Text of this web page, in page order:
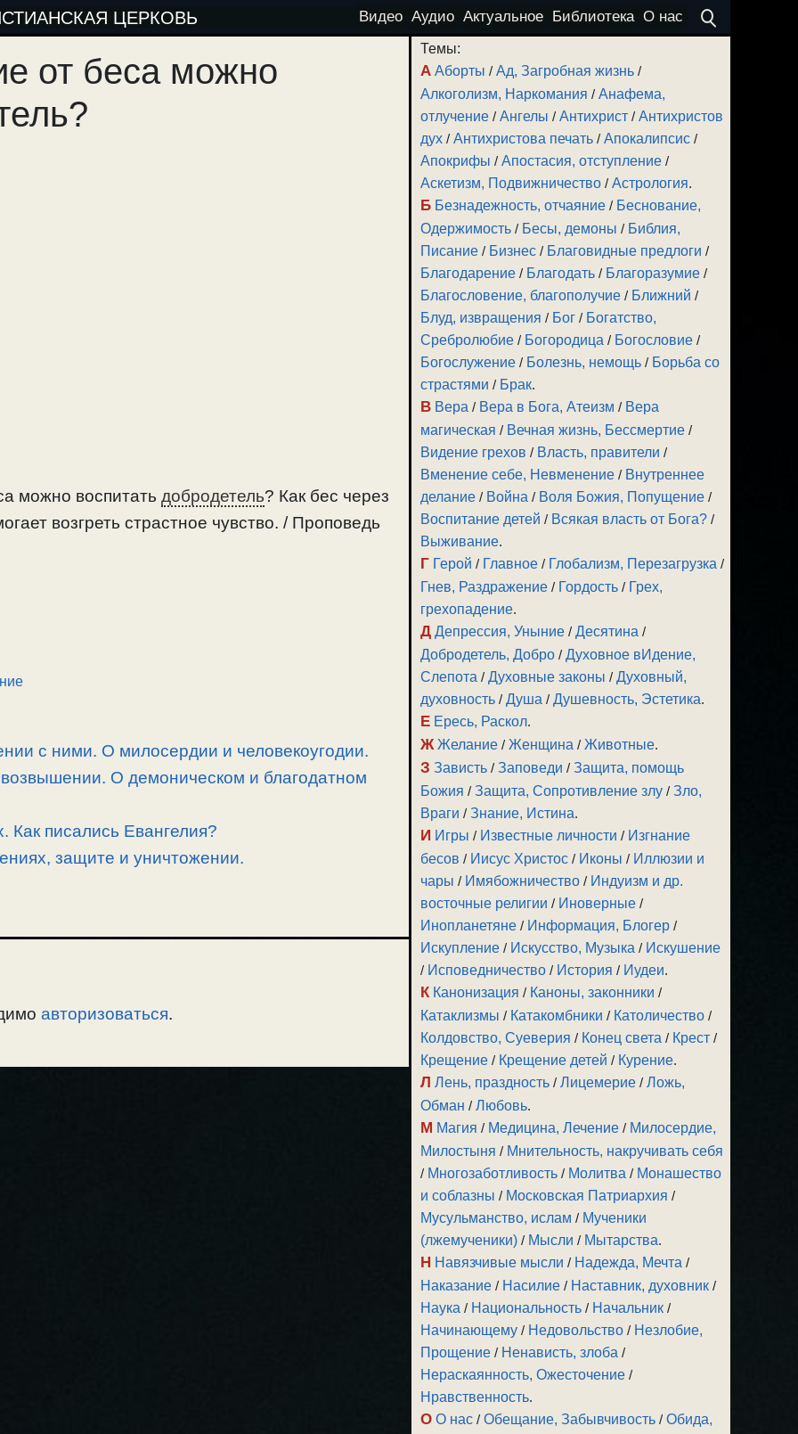
ЦЕРКОВЬ Видео Аудио Актуальное Библиотека О нас
от беса можно
можно воспитать добродетель? Как бес через
возгреть страстное чувство. / Проповедь
с ними. О милосердии и человекоугодии.
О демоническом и благодатном
Как писались Евангелия?
защите и уничтожении.
авторизоваться.
Темы:
А Аборты /Ад, Загробная жизнь /
Алкоголизм, Наркомания /Анафема,
отлучение /Ангелы /Антихрист /Антихристов
дух /Антихристова печать /Апокалипсис /
Апокрифы /Апостасия, отступление /
Аскетизм, Подвижничество /Астрология.
Б Безнадежность, отчаяние / Беснование,
Одержимость / Бесы, демоны / Библия,
Писание / Бизнес / Благовидные предлоги /
Благодарение / Благодать / Благоразумие /
Благословение, благополучие / Ближний /
Блуд, извращения / Бог / Богатство,
Сребролюбие / Богородица / Богословие /
Богослужение / Болезнь, немощь / Борьба со
страстями / Брак.
В Вера / Вера в Бога, Атеизм / Вера
магическая / Вечная жизнь, Бессмертие /
Видение грехов / Власть, правители /
Вменение себе, Невменение / Внутреннее
делание / Война / Воля Божия, Попущение /
Воспитание детей / Всякая власть от Бога? /
Выживание.
Г Герой / Главное / Глобализм, Перезагрузка /
Гнев, Раздражение / Гордость / Грех,
грехопадение.
Д Депрессия, Уныние /Десятина /
Добродетель, Добро /Духовное вИдение,
Слепота /Духовные законы /Духовный,
духовность /Душа /Душевность, Эстетика.
Е Ересь, Раскол.
Ж Желание /Женщина /Животные.
З Зависть /Заповеди /Защита, помощь
Божия /Защита, Сопротивление злу /Зло,
Враги /Знание, Истина.
И Игры / Известные личности / Изгнание
бесов / Иисус Христос / Иконы / Иллюзии и
чары / Имябожничество / Индуизм и др.
восточные религии / Иноверные /
Инопланетяне / Информация, Блогер /
Искупление / Искусство, Музыка / Искушение
/ Исповедничество / История / Иудеи.
К Канонизация / Каноны, законники /
Катаклизмы / Катакомбники / Католичество /
Колдовство, Суеверия / Конец света / Крест /
Крещение / Крещение детей / Курение.
Л Лень, праздность /Лицемерие /Ложь,
Обман /Любовь.
М Магия / Медицина, Лечение / Милосердие,
Милостыня / Мнительность, накручивать себя
/ Многозаботливость / Молитва / Монашество
и соблазны / Московская Патриархия /
Мусульманство, ислам / Мученики
(лжемученики) / Мысли / Мытарства.
Н Навязчивые мысли / Надежда, Мечта /
Наказание / Насилие / Наставник, духовник /
Наука / Национальность / Начальник /
Начинающему / Недовольство / Незлобие,
Прощение / Ненависть, злоба /
Нераскаянность, Ожесточение /
Нравственность.
О О нас /Обещание, Забывчивость /Обида,